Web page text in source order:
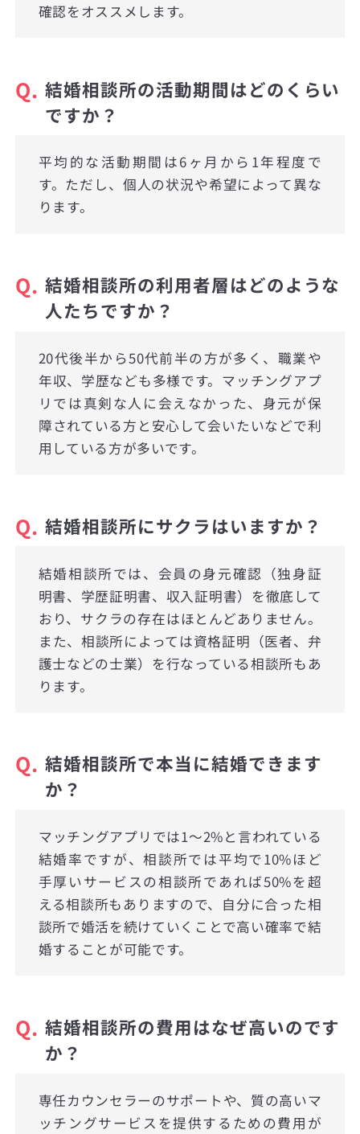
確認をオススメします。
Q. 結婚相談所の活動期間はどのくらい
ですか？
平均的な活動期間は6ヶ月から1年程度で
す。ただし、個人の状況や希望によって異な
ります。
Q. 結婚相談所の利用者層はどのような
人たちですか？
20代後半から50代前半の方が多く、職業や
年収、学歴なども多様です。マッチングアプ
リでは真剣な人に会えなかった、身元が保
障されている方と安心して会いたいなどで利
用している方が多いです。
Q. 結婚相談所にサクラはいますか？
結婚相談所では、会員の身元確認（独身証
明書、学歴証明書、収入証明書）を徹底して
おり、サクラの存在はほとんどありません。
また、相談所によっては資格証明（医者、弁
護士などの士業）を行なっている相談所もあ
ります。
Q. 結婚相談所で本当に結婚できます
か？
マッチングアプリでは1〜2%と言われている
結婚率ですが、相談所では平均で10%ほど
手厚いサービスの相談所であれば50%を超
える相談所もありますので、自分に合った相
談所で婚活を続けていくことで高い確率で結
婚することが可能です。
Q. 結婚相談所の費用はなぜ高いのです
か？
専任カウンセラーのサポートや、質の高いマ
ッチングサービスを提供するための費用が